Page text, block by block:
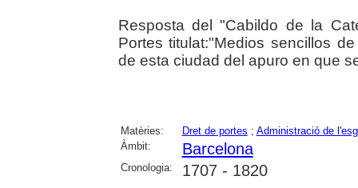
Resposta del "Cabildo de la
Portes titulat:"Medios sencillos
de esta ciudad del apuro en que
Matèries: Dret de portes ; Administració de
Àmbit:
Barcelona
Cronologia: 1707 - 1820